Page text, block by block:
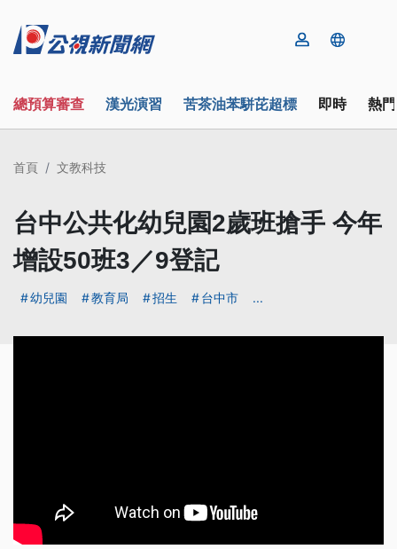
總預算審查 漢光演習 苦茶油苯駢芘超標 即時 熱
首頁 文教科技
台中公共化幼兒園2歲班搶手 今年
增設50班3／9登記
幼兒園 教育局 招生 台中市 ...